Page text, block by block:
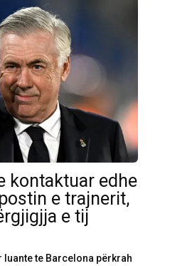
kontaktuar edhe
e trajnerit,
e tij
luante te Barcelona përkrah